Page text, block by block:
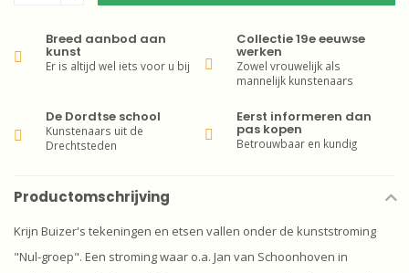
Breed aanbod aan
kunst
Er is altijd wel iets voor u bij
Collectie 19e eeuwse
werken
Zowel vrouwelijk als
mannelijk kunstenaars
De Dordtse school
Kunstenaars uit de
Drechtsteden
Eerst informeren dan
pas kopen
Betrouwbaar en kundig
Productomschrijving
Krijn Buizer's tekeningen en etsen vallen onder de kunststroming
"Nul-groep". Een stroming waar o.a. Jan van Schoonhoven in